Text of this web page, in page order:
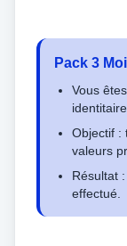
Pack 3
Vous
Objectif :
valeurs
Résultat
effectué.